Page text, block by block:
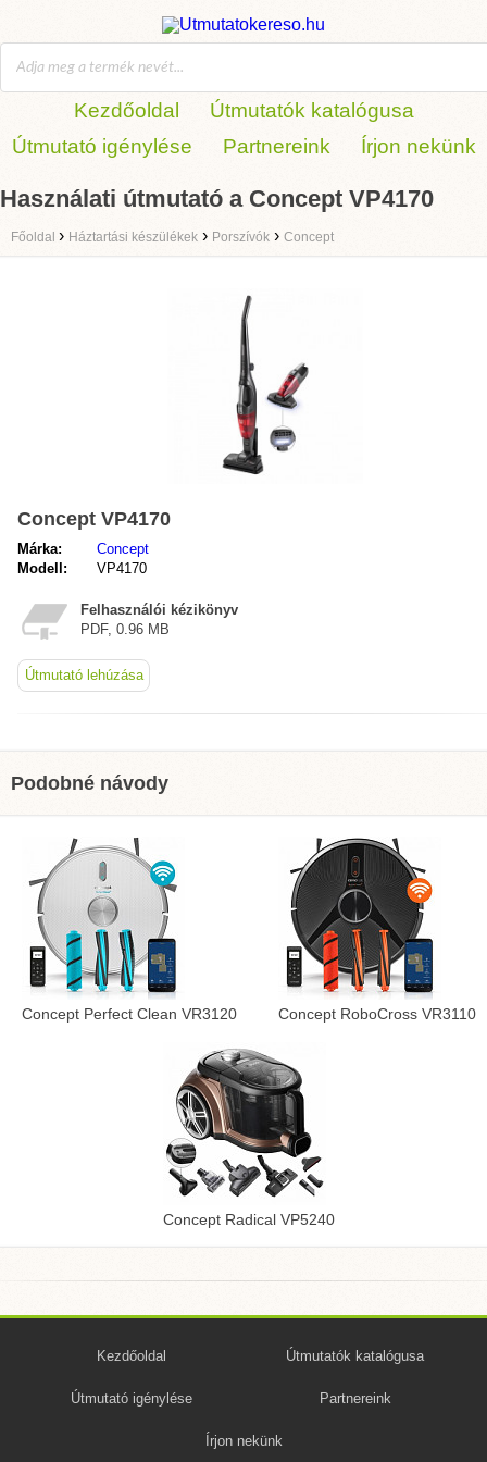
Kezdőoldal
Útmutatók katalógusa
Útmutató igénylése
Partnereink Írjon nekünk
Használati útmutató a Concept VP4170
Főoldal › Háztartási készülékek › Porszívók › Concept
Concept VP4170
Márka:
Concept
Modell:
VP4170
Felhasználói kézikönyv
PDF, 0.96 MB
Útmutató lehúzása
Podobné návody
Concept Perfect Clean VR3120 Concept RoboCross VR3110
Concept Radical VP5240
Kezdőoldal Útmutatók katalógusa
Útmutató igénylése Partnereink
Írjon nekünk